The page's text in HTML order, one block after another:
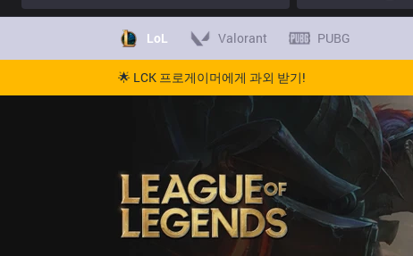
LoL Valorant PUBG
🌟 LCK 프로게이머에게 과외 받기!